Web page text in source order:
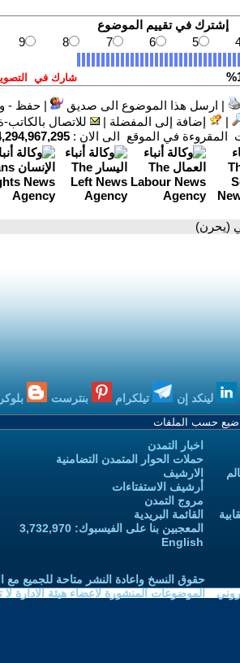
| ارسل هذا الموضوع الى صديق |حفظ -
| إضافة إلى المفضلة |
للاتصال بالكاتب-
في الموقع الى الان :
(يحرن)
لينكد إن تيلكرام بنترست بلوكر
اخبار التمدن
حملات الحوار المتمدن التضامنية
الارشيف
أرشيف الاستفتاءات
مروج التمدن
القائمة البريدية
المعجبين بنا على الفيسبوك: 3,732,970
English
حقوق النسخ واعادة النشر متاحة للجميع مع
الموضوعات المنشورة لاعضاء هيئة الادارة